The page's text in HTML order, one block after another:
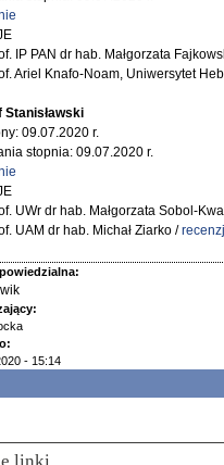
IP PAN dr hab. Małgorzata
Ariel Knafo-Noam, Uniwersytet
Stanisławski
09.07.2020 r.
stopnia: 09.07.2020 r.
UWr dr hab. Małgorzata Sobol-
UAM dr hab. Michał Ziarko /
- 15:14